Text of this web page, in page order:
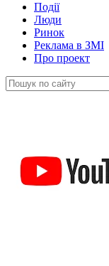
Події
Люди
Ринок
Реклама в ЗМІ
Про проект